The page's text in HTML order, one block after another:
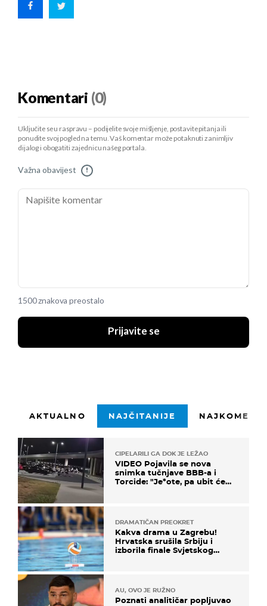
Komentari (0)
Uključite se u raspravu – podijelite svoje mišljenje, postavite pitanja ili
ponudite svoj pogled na temu. Vaš komentar može potaknuti zanimljiv
dijalog i obogatiti zajednicu našeg portala.
Važna obavijest !
1500 znakova preostalo
Prijavite se
AKTUALNO NAJČITANIJE
CIPELARILI GA DOK JE LEŽAO
VIDEO Pojavila se nova
snimka tučnjave BBB-a i
Torcide: "Je*ote, pa ubit će
DRAMATIČAN PREOKRET
Kakva drama u Zagrebu!
Hrvatska srušila Srbiju i
izborila finale Svjetskog
AU, OVO JE RUŽNO
Poznati analitičar popljuvao